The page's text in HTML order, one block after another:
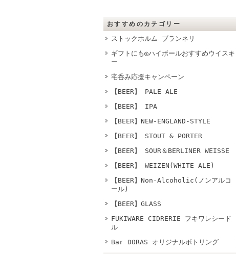
おすすめのカテゴリー
ストックホルム ブランネリ
ギフトにも◎ハイボールおすすめウイスキ
ー
宅呑み応援キャンペーン
【BEER】 PALE ALE
【BEER】 IPA
【BEER】NEW-ENGLAND-STYLE
【BEER】 STOUT & PORTER
【BEER】 SOUR＆BERLINER WEISSE
【BEER】 WEIZEN(WHITE ALE)
【BEER】Non-Alcoholic(ノンアルコ
ール)
【BEER】GLASS
FUKIWARE CIDRERIE フキワレシード
ル
Bar DORAS オリジナルボトリング